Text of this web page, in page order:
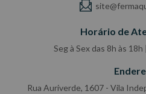
Horário de
Seg à Sex das 8h às
Rua Auriverde, 1607 - Vila